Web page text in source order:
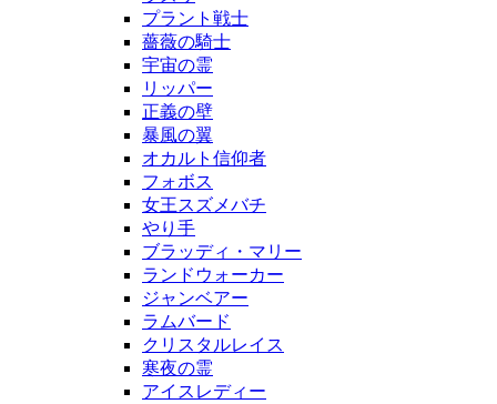
プラント戦士
薔薇の騎士
宇宙の霊
リッパー
正義の壁
暴風の翼
オカルト信仰者
フォボス
女王スズメバチ
やり手
ブラッディ・マリー
ランドウォーカー
ジャンベアー
ラムバード
クリスタルレイス
寒夜の霊
アイスレディー